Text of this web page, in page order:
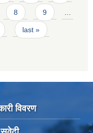
8 9 …
last »
विवरण